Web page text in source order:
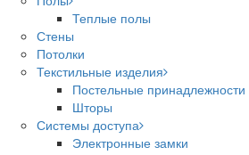
Теплые полы
Стены
Потолки
Текстильные изделия
Постельные принадлежности
Шторы
Системы доступа
Электронные замки